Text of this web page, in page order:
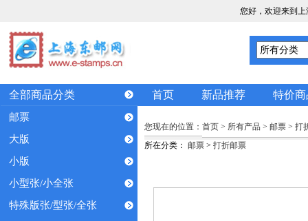
您好，欢迎来到
全部商品分类 首页 新品推荐 特价商
邮票
大版
小版
小型张/小全张
特殊版张/型张/全张
您现在的位置： 首页 > 所有产品 > 邮票 > 打
所在分类： 邮票 > 打折邮票